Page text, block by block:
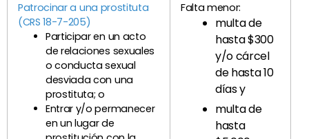
Patrocinar a una prostituta
(CRS 18-7-205)
Participar en un acto
de relaciones sexuales
o conducta sexual
desviada con una
prostituta; o
Entrar y/o permanecer
en un lugar de
Falta menor:
multa de
hasta $300
y/o cárcel
de hasta 10
días y
multa de
hasta